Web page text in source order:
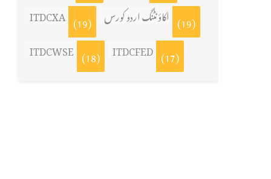
ITDCXA (19) اکاؤنٹنگ اردو کورس (19)
ITDCWSE (18) ITDCFED (17)